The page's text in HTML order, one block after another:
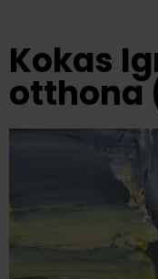
Kokas
otthona